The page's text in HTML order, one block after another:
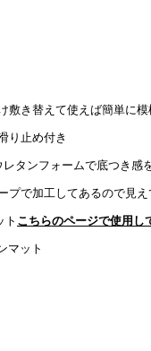
敷き替えて使えば簡単に模
り止め付き
タンフォームで底つき感
プで加工してあるので見
こちらのページで使用